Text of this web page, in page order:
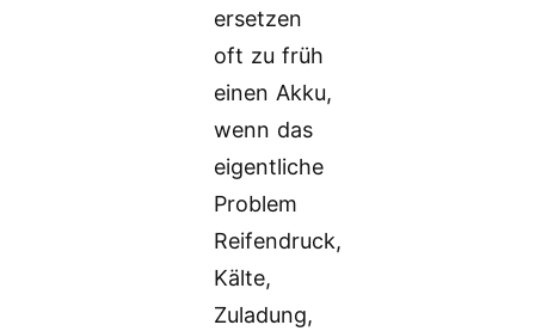
ersetzen
oft zu früh
einen Akku,
wenn das
eigentliche
Problem
Reifendruck,
Kälte,
Zuladung,